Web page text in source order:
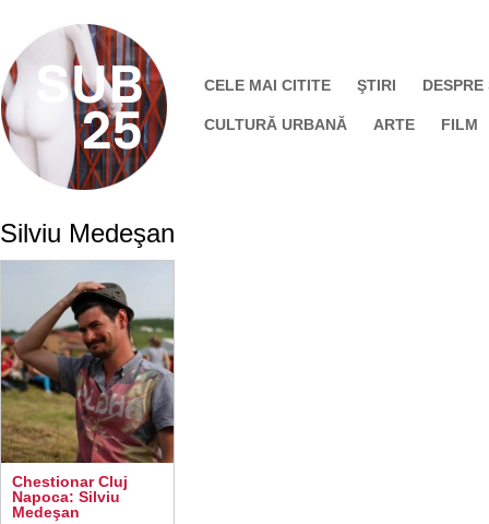
CELE MAI CITITE ŞTIRI DESPRE
CULTURĂ URBANĂ ARTE FILM
Silviu Medeşan
Chestionar Cluj
Napoca: Silviu
Medeşan